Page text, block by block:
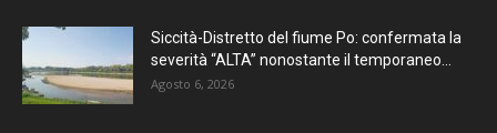
Siccità-Distretto del fiume Po: confermata la
severità “ALTA” nonostante il temporaneo...
Agosto 6, 2026